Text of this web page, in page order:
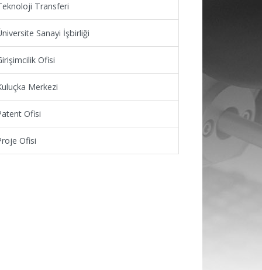
Transferi
Sanayi İşbirliği
Ofisi
Merkezi
Ofisi
Ofisi